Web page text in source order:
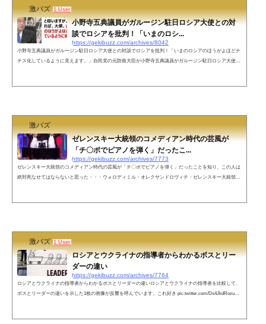
激バズ 1 User
小野寺五典議員がガルージン駐日ロシア大使との対
談でロシアを批判！「いまのロシ...
https://gekibuzz.com/archives/8042
小野寺五典議員がガルージン駐日ロシア大使との対談でロシアを批判！「いまのロシアのほうがよほどナ
チス化しているように見えます。」自民党の元防衛大臣が小野寺五典議員がガルージン駐日ロシア大使と
激バズ
ゼレンスキー大統領のコメディアン時代の芸風が
「チ〇ポでピアノを弾く」だったこ...
https://gekibuzz.com/archives/7773
ゼレンスキー大統領のコメディアン時代の芸風が「チ〇ポでピアノを弾く」だったことを知り、この人は
絶対死なせてはならないと思った・・・ウォロディミル・オレクサンドロヴィチ・ゼレンスキー大統領
激バズ 1 User
ロシアとウクライナの指導者からわかるボスとリー
ダーの違い
https://gekibuzz.com/archives/7764
ロシアとウクライナの指導者からわかるボスとリーダーの違いロシアとウクライナの指導者を比較して、
ボスとリーダーの違いを示した1枚の画像が反響を呼んでいます。これ好き pic.twitter.com/Ds4JkdRozu—